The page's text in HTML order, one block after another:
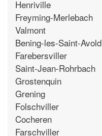
Henriville
Freyming-Merlebach
Valmont
Bening-les-Saint-Avold
Farebersviller
Saint-Jean-Rohrbach
Grostenquin
Grening
Folschviller
Cocheren
Farschviller